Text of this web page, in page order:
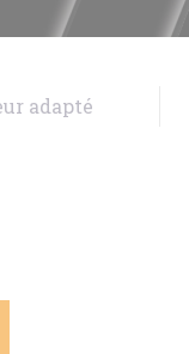
adapté